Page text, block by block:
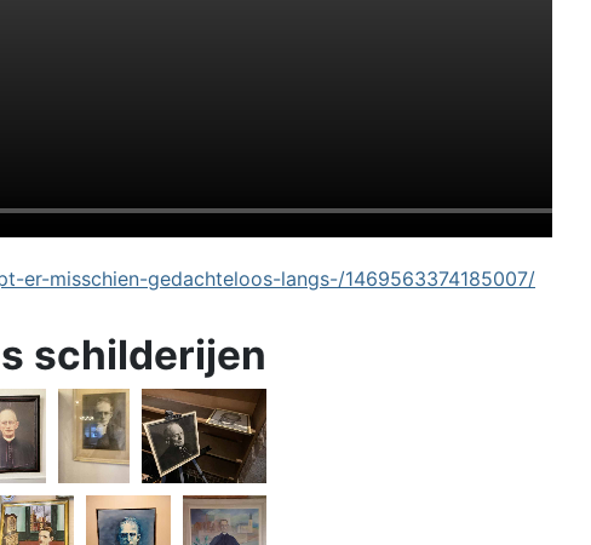
er-misschien-gedachteloos-langs-/1469563374185007/
schilderijen